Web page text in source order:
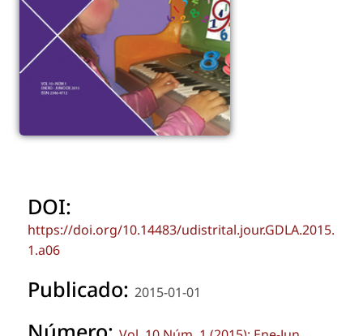
DOI:
https://doi.org/10.14483/udistrital.jour.GDLA.2015.
1.a06
Publicado: 2015-01-01